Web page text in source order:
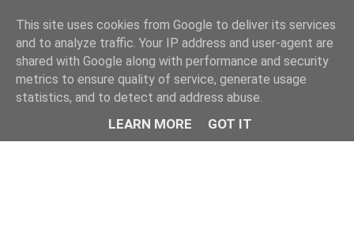
This site uses cookies from Google to deliver its services
and to analyze traffic. Your IP address and user-agent are
shared with Google along with performance and security
metrics to ensure quality of service, generate usage
statistics, and to detect and address abuse.
LEARN MORE GOT IT